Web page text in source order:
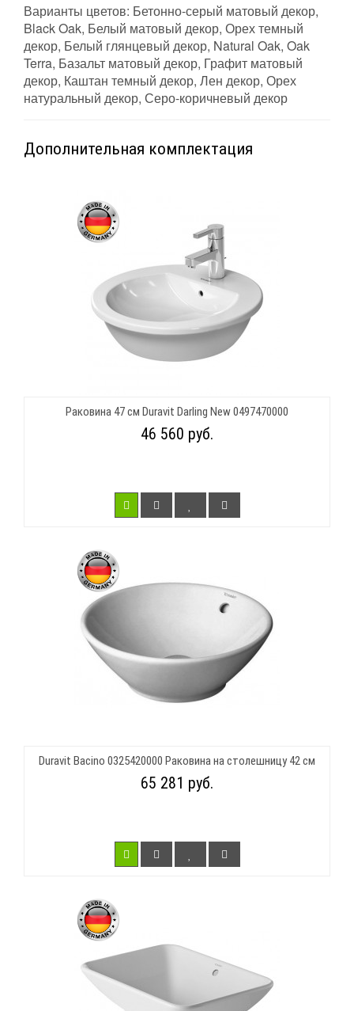
Варианты цветов: Бетонно-серый матовый декор,
Black Oak, Белый матовый декор, Орех темный
декор, Белый глянцевый декор, Natural Oak, Oak
Terra, Базальт матовый декор, Графит матовый
декор, Каштан темный декор, Лен декор, Орех
натуральный декор, Серо-коричневый декор
Дополнительная комплектация
Раковина 47 см Duravit Darling New 0497470000
46 560 руб.
Duravit Bacino 0325420000 Раковина на столешницу 42 см
65 281 руб.